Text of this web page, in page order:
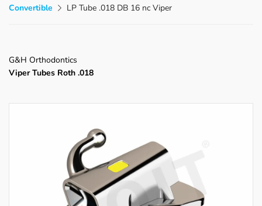
Convertible
LP Tube .018 DB 16 nc Viper
G&H Orthodontics
Viper Tubes Roth .018